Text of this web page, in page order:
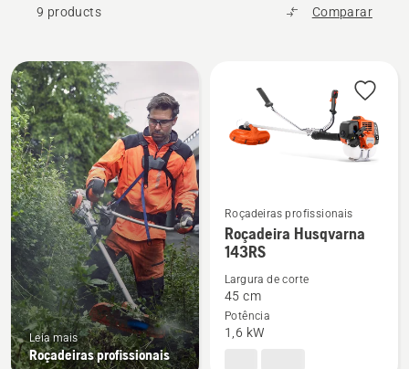
9 products Comparar
Todos
os
produtos
Leia mais
Roçadeiras profissionais
See
more
details
about
Roçadeira
Husqvarna
Roçadeiras profissionais
Roçadeira Husqvarna
143RS
Largura de corte
45 cm
Potência
1,6 kW